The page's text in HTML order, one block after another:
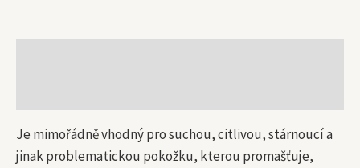
Je mimořádně vhodný pro suchou, citlivou, stárnoucí a
jinak problematickou pokožku, kterou promašťuje,